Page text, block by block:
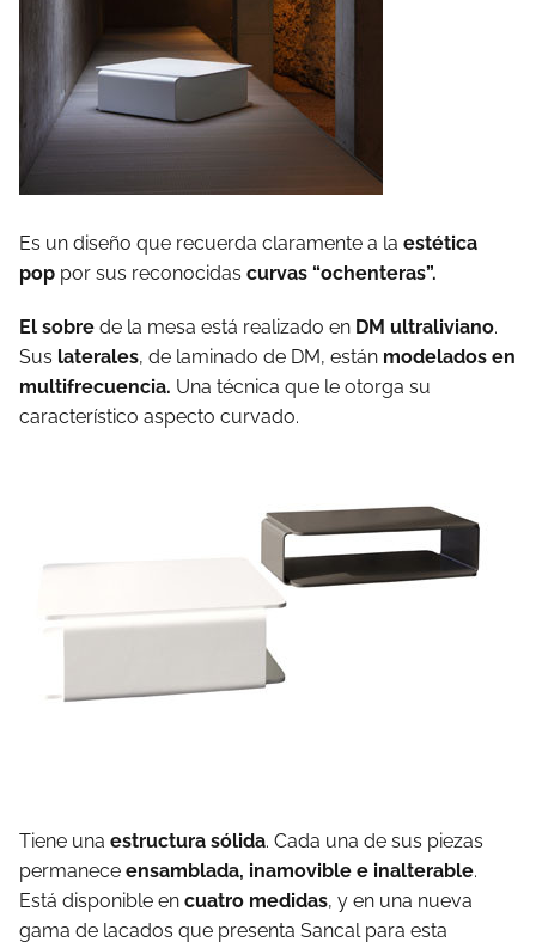
Es un diseño que recuerda claramente a la estética
pop por sus reconocidas curvas “ochenteras”.
El sobre de la mesa está realizado en DM ultraliviano.
Sus laterales, de laminado de DM, están modelados en
multifrecuencia. Una técnica que le otorga su
característico aspecto curvado.
Tiene una estructura sólida. Cada una de sus piezas
permanece ensamblada, inamovible e inalterable.
Está disponible en cuatro medidas, y en una nueva
gama de lacados que presenta Sancal para esta